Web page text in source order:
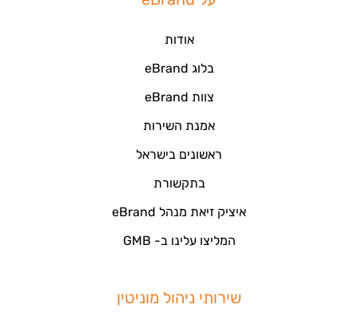
אודות
בלוג eBrand
צוות eBrand
אמנת השירות
ראשונים בישראל
בתקשורת
איציק זיאת מנהל eBrand
המליצו עלינו ב- GMB
שירותי ניהול מוניטין